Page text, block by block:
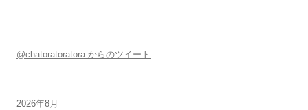
@chatoratoratora からのツイート
2026年8月